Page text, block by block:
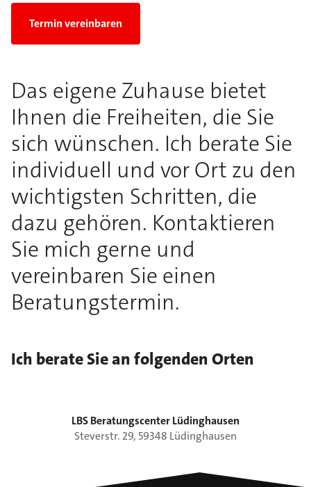
Termin vereinbaren
Das eigene Zuhause bietet
Ihnen die Freiheiten, die Sie
sich wünschen. Ich berate Sie
individuell und vor Ort zu den
wichtigsten Schritten, die
dazu gehören. Kontaktieren
Sie mich gerne und
vereinbaren Sie einen
Beratungstermin.
Ich berate Sie an folgenden Orten
LBS Beratungscenter Lüdinghausen
Steverstr. 29, 59348 Lüdinghausen